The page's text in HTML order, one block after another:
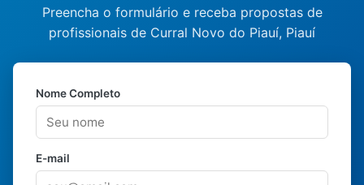
Preencha o formulário e receba propostas de
profissionais de Curral Novo do Piauí, Piauí
Nome Completo
E-mail